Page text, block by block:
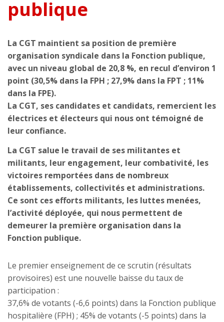
publique
La CGT maintient sa position de première
organisation syndicale dans la Fonction publique,
avec un niveau global de 20,8 %, en recul d’environ 1
point (30,5% dans la FPH ; 27,9% dans la FPT ; 11%
dans la FPE).
La CGT, ses candidates et candidats, remercient les
électrices et électeurs qui nous ont témoigné de
leur confiance.
La CGT salue le travail de ses militantes et
militants, leur engagement, leur combativité, les
victoires remportées dans de nombreux
établissements, collectivités et administrations.
Ce sont ces efforts militants, les luttes menées,
l’activité déployée, qui nous permettent de
demeurer la première organisation dans la
Fonction publique.
Le premier enseignement de ce scrutin (résultats
provisoires) est une nouvelle baisse du taux de
participation :
37,6% de votants (-6,6 points) dans la Fonction publique
hospitalière (FPH) ; 45% de votants (-5 points) dans la